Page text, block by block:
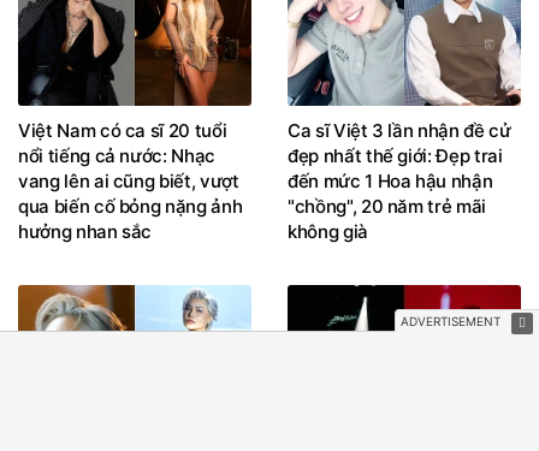
Việt Nam có ca sĩ 20 tuổi
nổi tiếng cả nước: Nhạc
vang lên ai cũng biết, vượt
qua biến cố bỏng nặng ảnh
hưởng nhan sắc
Ca sĩ Việt 3 lần nhận đề cử
đẹp nhất thế giới: Đẹp trai
đến mức 1 Hoa hậu nhận
"chồng", 20 năm trẻ mãi
không già